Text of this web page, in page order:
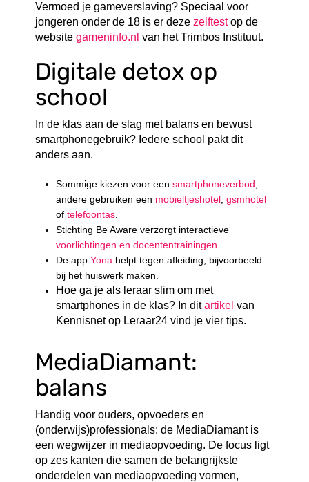
Vermoed je gameverslaving? Speciaal voor
jongeren onder de 18 is er dezezelftestop de
websitegameninfo.nl van het Trimbos Instituut.
Digitale detox op
school
In de klas aan de slag met balans en bewust
smartphonegebruik? Iedere school pakt dit
anders aan.
Sommige kiezen voor eensmartphoneverbod
andere gebruiken een mobieltjeshotel ,gsmhotel
oftelefoontas
Stichting Be Aware verzorgt interactieve
voorlichtingen en docententrainingen
De appYona helpt tegen afleiding, bijvoorbeeld
bij het huiswerk maken.
Hoe ga je als leraar slim om met
smartphones in de klas? In ditartikel van
Kennisnet op Leraar24 vind je vier tips.
MediaDiamant:
balans
Handig voor ouders, opvoeders en
(onderwijs)professionals: de MediaDiamant is
een wegwijzer in mediaopvoeding. De focus ligt
op zes kanten die samen de belangrijkste
onderdelen van mediaopvoeding vormen,